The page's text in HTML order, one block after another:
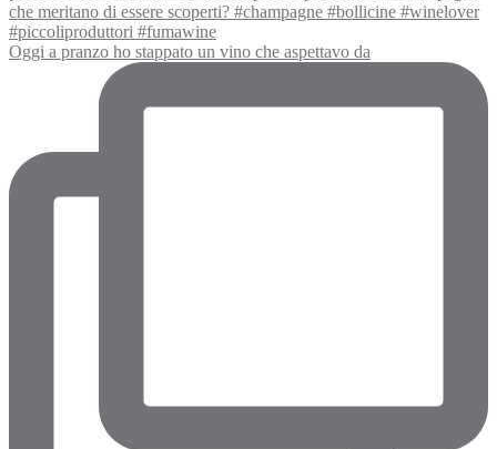
Oggi a pranzo ho stappato un vino che aspettavo da